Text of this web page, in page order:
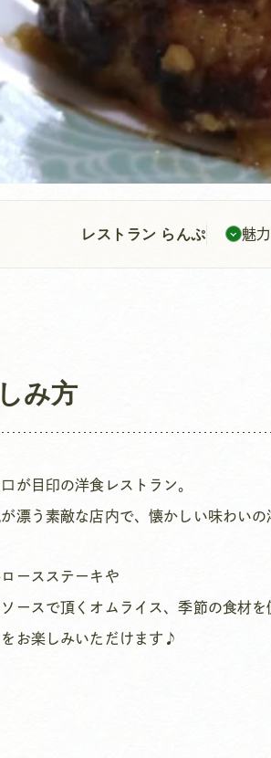
レストラン らんぷ 魅
み方
が目印の洋食レストラン。
漂う素敵な店内で、懐かしい味わい
ースステーキや
ースで頂くオムライス、季節の食材
お楽しみいただけます♪